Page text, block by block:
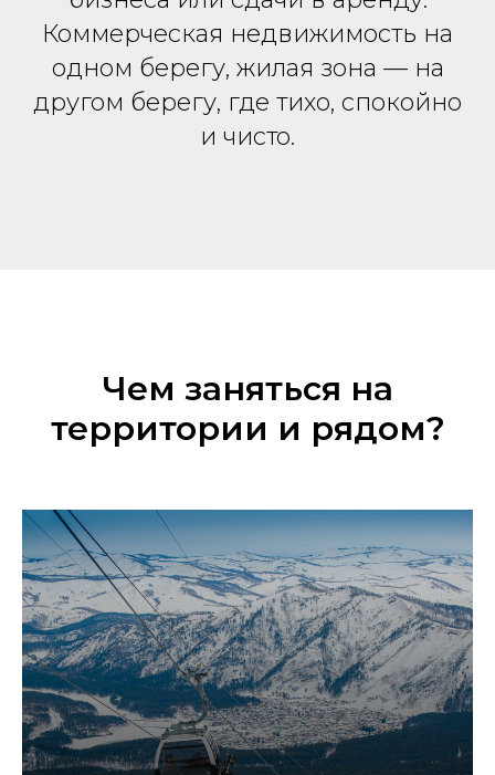
Коммерческая недвижимость на
одном берегу, жилая зона — на
другом берегу, где тихо, спокойно
и чисто.
Чем заняться на
территории и рядом?